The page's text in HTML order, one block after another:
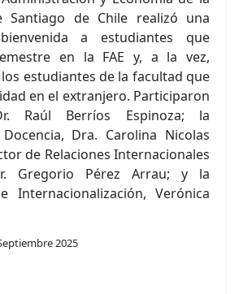
Santiago de Chile realizó una
a estudiantes que
en la FAE y, a la vez,
estudiantes de la facultad que
en el extranjero. Participaron
Raúl Berríos Espinoza; la
Dra. Carolina Nicolas
de Relaciones Internacionales
Gregorio Pérez Arrau; y la
Internacionalización, Verónica
2025